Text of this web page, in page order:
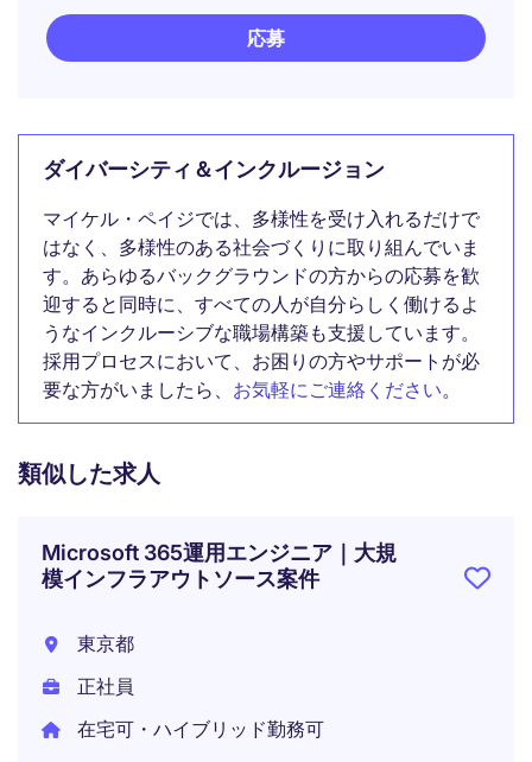
応募
ダイバーシティ＆インクルージョン
マイケル・ペイジでは、多様性を受け入れるだけで
はなく、多様性のある社会づくりに取り組んでいま
す。あらゆるバックグラウンドの方からの応募を歓
迎すると同時に、すべての人が自分らしく働けるよ
うなインクルーシブな職場構築も支援しています。
採用プロセスにおいて、お困りの方やサポートが必
要な方がいましたら、 お気軽にご連絡ください。
類似した求人
Microsoft 365運用エンジニア｜大規
模インフラアウトソース案件
東京都
正社員
在宅可・ハイブリッド勤務可